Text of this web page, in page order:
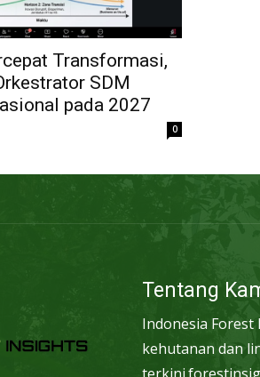
Transformasi,
SDM
pada 2027
0
Tentang
Indonesia
kehutanan dan